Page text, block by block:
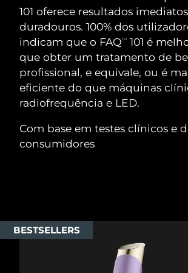
101 oferece resultados
duradouros. 100% dos
indicam que o FAQTM
101 é
que obter um tratamento de
profissional, e equivale, ou é
eficiente do que máquinas
radiofrequência e LED.
Com base em testes clínicos e
consumidores
BESTSELLERS
Advanced pore care
Serum
For healthy hair
issa™ Teeth
18% PAP
Cosméticos Homens
Comprar todos
Israel
Itália
Japão
Cazaquistão
Líbano